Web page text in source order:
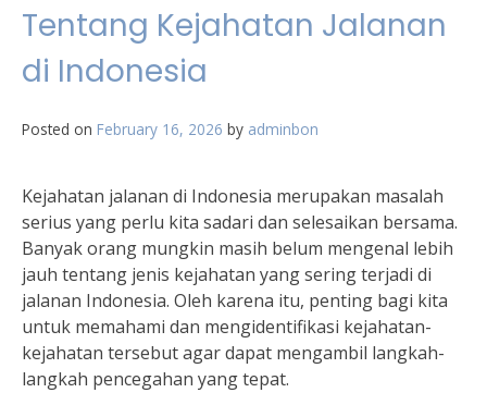
Tentang Kejahatan Jalanan
di Indonesia
Posted on February 16, 2026 by adminbon
Kejahatan jalanan di Indonesia merupakan masalah
serius yang perlu kita sadari dan selesaikan bersama.
Banyak orang mungkin masih belum mengenal lebih
jauh tentang jenis kejahatan yang sering terjadi di
jalanan Indonesia. Oleh karena itu, penting bagi kita
untuk memahami dan mengidentifikasi kejahatan-
kejahatan tersebut agar dapat mengambil langkah-
langkah pencegahan yang tepat.